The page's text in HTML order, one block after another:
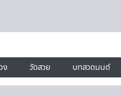
ง วัดสวย บทสวดมนต์